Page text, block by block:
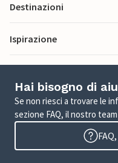
Destinazioni
Ispirazione
Hai bisogno di
Se non riesci a trovare le
sezione FAQ, il nostro